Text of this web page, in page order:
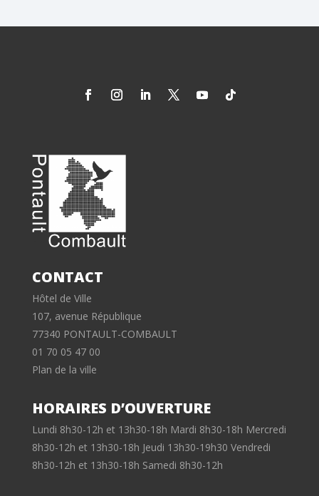
CONTACT
Hôtel de Ville
107, avenue République
77340 PONTAULT-COMBAULT
01 70 05 47 00
Plan de la ville
HORAIRES D’OUVERTURE
Lundi 8h30-12h et 13h30-18h Mardi 8h30-18h Mercredi
8h30-12h et 13h30-18h Jeudi 13h30-19h30 Vendredi
8h30-12h et 13h30-18h Samedi 8h30-12h